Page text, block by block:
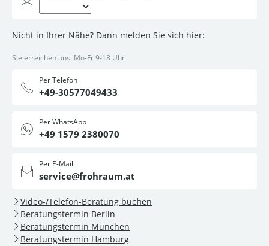
Nicht in Ihrer Nähe? Dann melden Sie sich hier:
Sie erreichen uns: Mo-Fr 9-18 Uhr
Per Telefon
+49-30577049433
Per WhatsApp
+49 1579 2380070
Per E-Mail
service@frohraum.at
Video-/Telefon-Beratung buchen
Beratungstermin Berlin
Beratungstermin München
Beratungstermin Hamburg